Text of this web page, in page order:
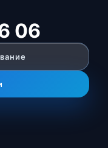
06